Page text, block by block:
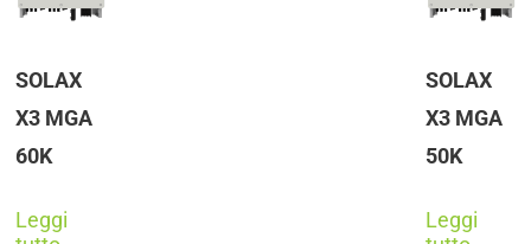
SOLAX
X3 MGA
60K
Leggi
SOLAX
X3 MGA
50K
Leggi